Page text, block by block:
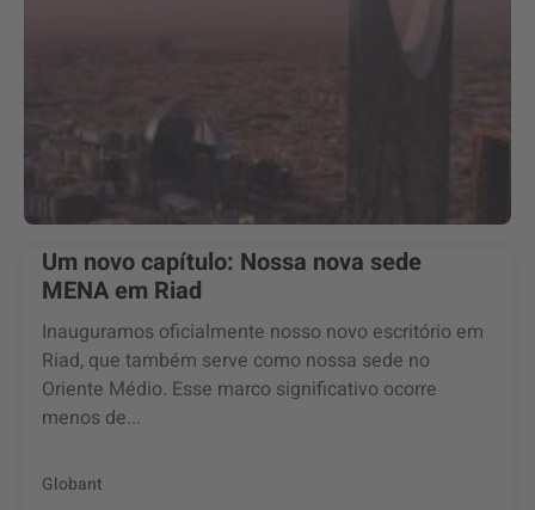
Um novo capítulo: Nossa nova sede
MENA em Riad
Inauguramos oficialmente nosso novo escritório em
Riad, que também serve como nossa sede no
Oriente Médio. Esse marco significativo ocorre
menos de...
Globant